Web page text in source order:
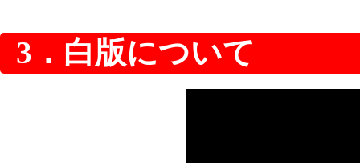
3．白版について